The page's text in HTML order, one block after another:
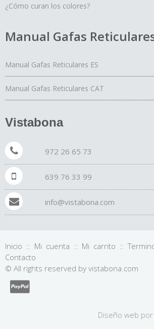
¿Cómo curan los colores?
Manual Gafas
Manual Gafas Reticulares ES
Manual Gafas Reticulares CAT
Vistabona
972 26 65 73
639 76 33 99
info@vistabona.com
Inicio :: Mi cuenta :: Mi carrito ::
Contacto
© All rights reserved by vistabona.com
Diseño web por